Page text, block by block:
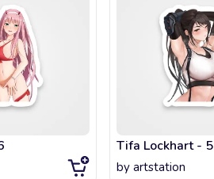
Tifa Lockhart - 5
by artstation